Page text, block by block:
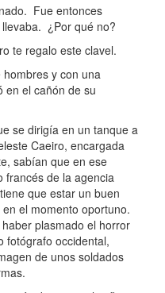
Fue entonces
¿Por qué no?
te regalo este clavel.
y con una
en el cañón de su
se dirigía en un tanque a
Caeiro, encargada
sabían que en ese
francés de la agencia
que estar un buen
el momento oportuno.
plasmado el horror
fotógrafo occidental,
de unos soldados